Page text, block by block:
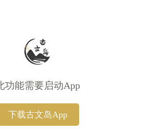
功能需要启动App
下载古文岛App